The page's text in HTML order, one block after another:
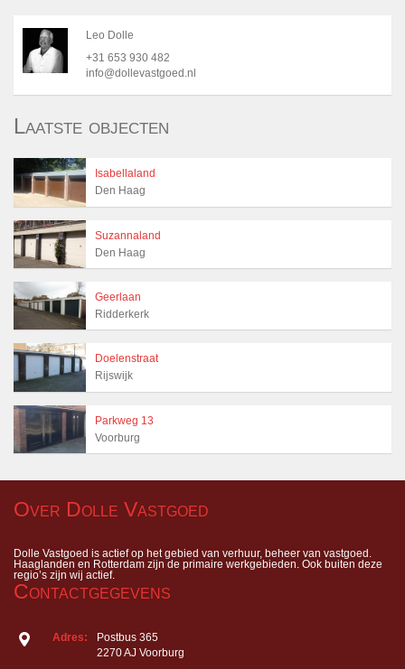
Leo Dolle
+31 653 930 482
info@dollevastgoed.nl
Laatste objecten
Isabellaland
Den Haag
Suzannaland
Den Haag
Geerlaan
Ridderkerk
Doelenstraat
Rijswijk
Parkweg 13
Voorburg
Over Dolle Vastgoed
Dolle Vastgoed is actief op het gebied van verhuur, beheer van vastgoed.
Haaglanden en Rotterdam zijn de primaire werkgebieden. Ook buiten deze
regio’s zijn wij actief.
Contactgegevens
Adres:
Postbus 365
2270 AJ Voorburg